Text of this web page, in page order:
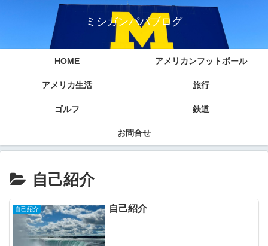
ミシガンパパブログ
HOME アメリカンフットボール
アメリカ生活 旅行
ゴルフ 鉄道
お問合せ
自己紹介
自己紹介 自己紹介